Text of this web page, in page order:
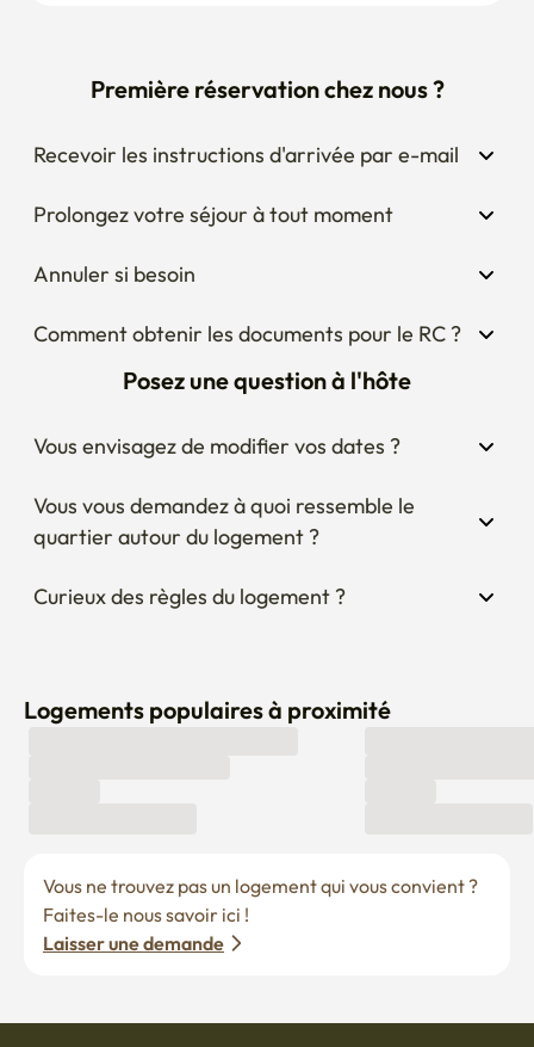
Recevoir les instructions d'arrivée par e-mail
Prolongez votre séjour à tout moment
Annuler si besoin
Comment obtenir les documents pour le RC ?
Posez une question à l'hôte
Vous envisagez de modifier vos dates ?
Vous vous demandez à quoi ressemble le
Curieux des règles du logement ?
Laisser une demande
Devenir hôte